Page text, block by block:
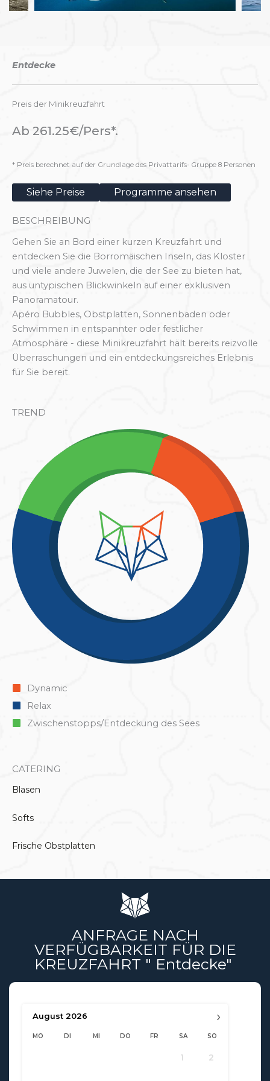
Entdecke
Preis der Minikreuzfahrt
Ab 261.25€/Pers*.
* Preis berechnet auf der Grundlage des Privattarifs- Gruppe 8 Personen
Siehe Preise Programme ansehen
BESCHREIBUNG
Gehen Sie an Bord einer kurzen Kreuzfahrt und
entdecken Sie die Borromäischen Inseln, das Kloster
und viele andere Juwelen, die der See zu bieten hat,
aus untypischen Blickwinkeln auf einer exklusiven
Panoramatour.
Apéro Bubbles, Obstplatten, Sonnenbaden oder
Schwimmen in entspannter oder festlicher
Atmosphäre - diese Minikreuzfahrt hält bereits reizvolle
Überraschungen und ein entdeckungsreiches Erlebnis
für Sie bereit.
TREND
Dynamic
Relax
Zwischenstopps/Entdeckung des Sees
CATERING
Blasen
Softs
Frische Obstplatten
ANFRAGE NACH
VERFÜGBARKEIT FÜR DIE
KREUZFAHRT " Entdecke"
›
August 2026
MO DI MI DO FR SA SO
1 2